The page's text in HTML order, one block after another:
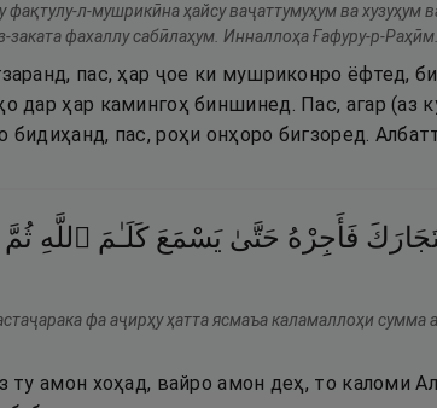
фақтулу-л-мушрикӣна ҳайсу ваҷаттумуҳум ва хузуҳум
заката фахаллу сабӣлаҳум. Инналлоҳа Ғафуру-р-Раҳӣм.
пас, ҳар ҷое ки мушриконро ёфтед,
дар ҳар камингоҳ биншинед. Пас, агар (аз
бидиҳанд, пас, роҳи онҳоро бигзоред.
فَأَجِرْهُ حَتَّىٰ يَسْمَعَ كَلَـٰمَ ٱللَّهِ ثُمَّ
фа аҷирҳу ҳатта ясмаъа каламаллоҳи сумма
ту амон хоҳад, вайро амон деҳ, то каломи